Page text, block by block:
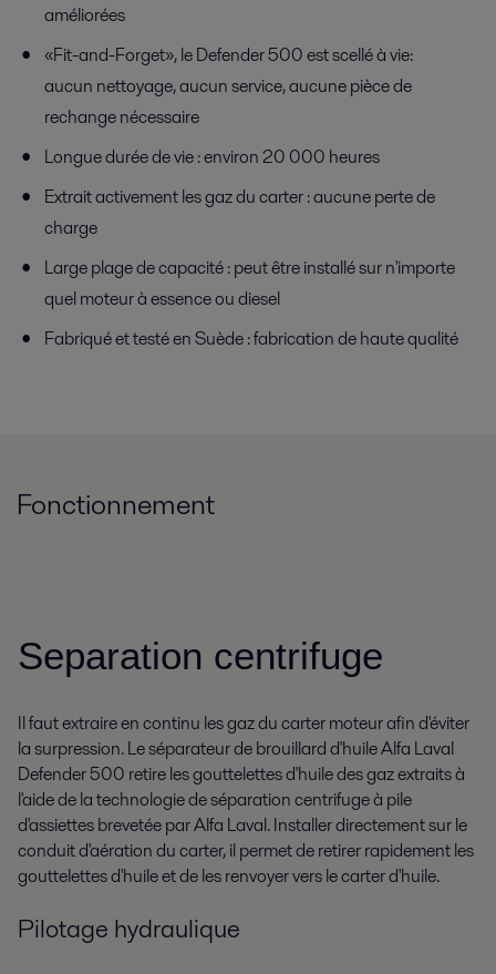
améliorées
«Fit-and-Forget», le Defender 500 est scellé à vie:
aucun nettoyage, aucun service, aucune pièce de
rechange nécessaire
Longue durée de vie : environ 20 000 heures
Extrait activement les gaz du carter : aucune perte de
charge
Large plage de capacité : peut être installé sur n'importe
quel moteur à essence ou diesel
Fabriqué et testé en Suède : fabrication de haute qualité
Fonctionnement
Separation centrifuge
Il faut extraire en continu les gaz du carter moteur afin d'éviter
la surpression. Le séparateur de brouillard d'huile Alfa Laval
Defender 500 retire les gouttelettes d'huile des gaz extraits à
l'aide de la technologie de séparation centrifuge à pile
d'assiettes brevetée par Alfa Laval. Installer directement sur le
conduit d'aération du carter, il permet de retirer rapidement les
gouttelettes d'huile et de les renvoyer vers le carter d'huile.
Pilotage hydraulique